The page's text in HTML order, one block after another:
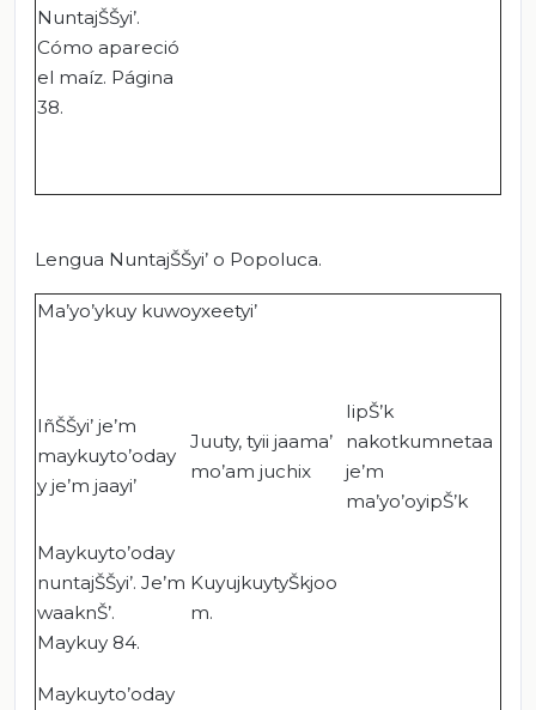
NuntajŠŠyi’.
Cómo apareció
el maíz. Página
38.
Lengua NuntajŠŠyi’ o Popoluca.
Ma’yo’ykuy kuwoyxeetyi’
IñŠŠyi’ je’m
maykuyto’oday
y je’m jaayi’
Juuty, tyii jaama’
mo’am juchix
IipŠ’k
nakotkumnetaa
je’m
ma’yo’oyipŠ’k
Maykuyto’oday
nuntajŠŠyi’. Je’m
waaknŠ’.
Maykuy 84.
KuyujkuytyŠkjoo
m.
Maykuyto’oday